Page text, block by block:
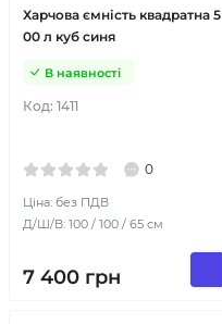
Харчова ємність квадратна 5
00 л куб синя
Код: 1411
В наявності
0
Ціна: без ПДВ
Д/Ш/В: 100 / 100 / 65 см
7 400 грн